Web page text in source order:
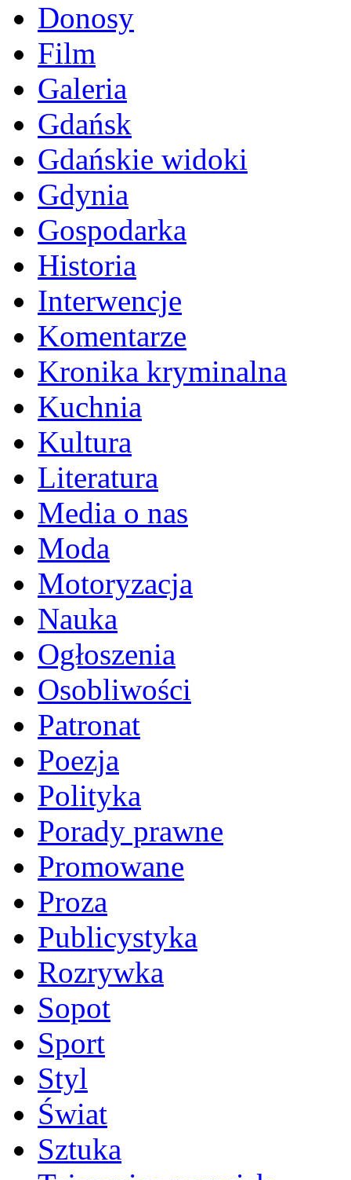
Donosy
Film
Galeria
Gdańsk
Gdańskie widoki
Gdynia
Gospodarka
Historia
Interwencje
Komentarze
Kronika kryminalna
Kuchnia
Kultura
Literatura
Media o nas
Moda
Motoryzacja
Nauka
Ogłoszenia
Osobliwości
Patronat
Poezja
Polityka
Porady prawne
Promowane
Proza
Publicystyka
Rozrywka
Sopot
Sport
Styl
Świat
Sztuka